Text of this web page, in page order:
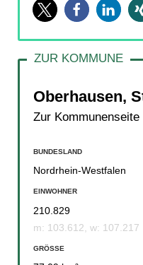
Oberhausen,
Zur Kommunenseite
BUNDESLAND
Nordrhein-Westfalen
EINWOHNER
210.829
m: 103.612, w: 107.217
GRÖSSE